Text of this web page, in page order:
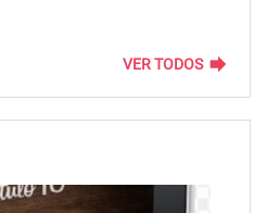
VER TODOS forward